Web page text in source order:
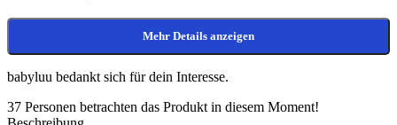
Mehr Details anzeigen
babyluu bedankt sich für dein Interesse.
37 Personen betrachten das Produkt in diesem Moment!